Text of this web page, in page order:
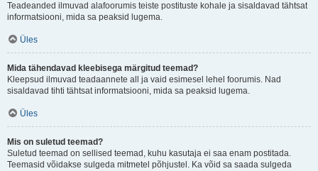
Teadeanded ilmuvad alafoorumis teiste postituste kohale ja sisaldavad tähtsat
informatsiooni, mida sa peaksid lugema.
Üles
Mida tähendavad kleebisega märgitud teemad?
Kleepsud ilmuvad teadaannete all ja vaid esimesel lehel foorumis. Nad
sisaldavad tihti tähtsat informatsiooni, mida sa peaksid lugema.
Üles
Mis on suletud teemad?
Suletud teemad on sellised teemad, kuhu kasutaja ei saa enam postitada.
Teemasid võidakse sulgeda mitmetel põhjustel. Ka võid sa saada sulgeda